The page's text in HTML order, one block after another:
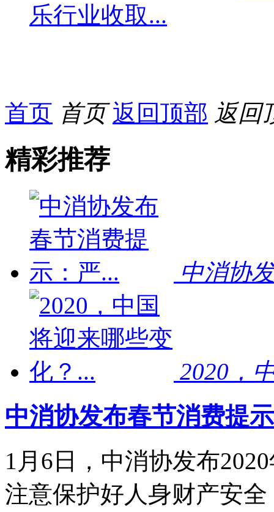
乐行业收取...
首页 首页 返回顶部 返回
精彩推荐
中消协
2020，
中消协发布春节消费提
1月6日，中消协发布
注意保护好人身财产安